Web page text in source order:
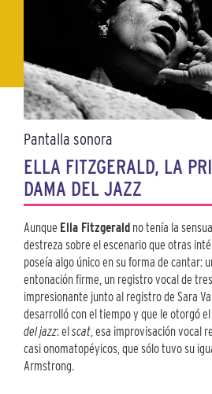
Pantalla sonora
ELLA FITZGERALD, LA
DAMA DEL JAZZ
Aunque Ella Fitzgerald no tenía la
destreza sobre el escenario que otras
poseía algo único en su forma de cantar:
entonación firme, un registro vocal de
impresionante junto al registro de Sara
desarrolló con el tiempo y que le otorgó
del jazz: elscat , esa improvisación vocal
casi onomatopéyicos, que sólo tuvo su
Armstrong.